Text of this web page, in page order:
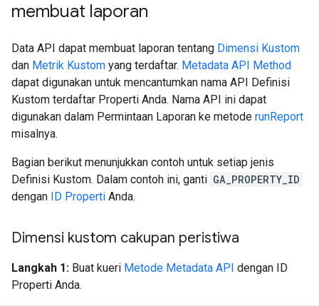
membuat laporan
Data API dapat membuat laporan tentang Dimensi Kustom
dan Metrik Kustom yang terdaftar. Metadata API Method
dapat digunakan untuk mencantumkan nama API Definisi
Kustom terdaftar Properti Anda. Nama API ini dapat
digunakan dalam Permintaan Laporan ke metode runReport
misalnya.
Bagian berikut menunjukkan contoh untuk setiap jenis
Definisi Kustom. Dalam contoh ini, ganti GA_PROPERTY_ID
dengan ID Properti Anda.
Dimensi kustom cakupan peristiwa
Langkah 1: Buat kueri Metode Metadata API dengan ID
Properti Anda.